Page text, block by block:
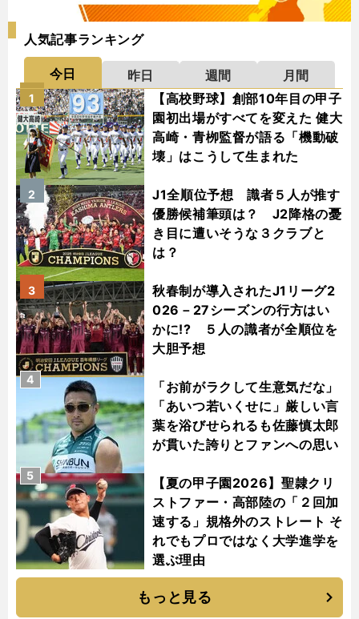
人気記事ランキング
今日 昨日 週間
月間
【高校野球】創部10年目の甲子
園初出場がすべてを変えた 健大
高崎・青栁監督が語る「機動破
壊」はこうして生まれた
1
J1全順位予想 識者５人が推す
優勝候補筆頭は？ J2降格の憂
き目に遭いそうな３クラブと
は？
2
秋春制が導入されたJ1リーグ2
026－27シーズンの行方はい
かに!? ５人の識者が全順位を
大胆予想
3
「お前がラクして生意気だな」
「あいつ若いくせに」厳しい言
葉を浴びせられるも佐藤慎太郎
が貫いた誇りとファンへの思い
4
【夏の甲子園2026】聖隷クリ
ストファー・高部陸の「２回加
速する」規格外のストレート そ
れでもプロではなく大学進学を
選ぶ理由
5
もっと見る